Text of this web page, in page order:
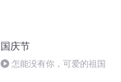
国庆节
怎能没有你，可爱的祖国